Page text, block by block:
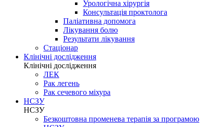
Урологічна хірургія
Консультація проктолога
Паліативна допомога
Лікування болю
Результати лікування
Стаціонар
Клінічні дослідження
Клінічні дослідження
ЛЕК
Рак легень
Рак сечевого міхура
НСЗУ
НСЗУ
Безкоштовна променева терапія за програмою